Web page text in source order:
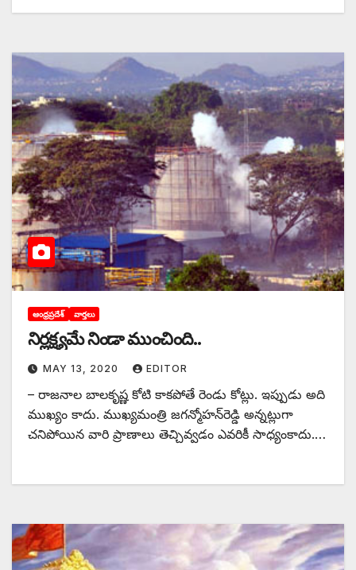
ఆంధ్రప్రదేశ్ వార్తలు
నిర్లక్ష్యమే నిండా ముంచింది..
MAY 13, 2020 EDITOR
– రాజనాల బాలకృష్ణ కోటి కాకపోతే రెండు కోట్లు. ఇప్పుడు అది
ముఖ్యం కాదు. ముఖ్యమంత్రి జగన్మోహన్‌రెడ్డి అన్నట్లుగా
చనిపోయిన వారి ప్రాణాలు తెచ్చివ్వడం ఎవరికీ సాధ్యంకాదు.…